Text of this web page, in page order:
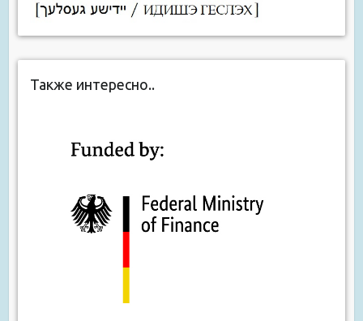
Также интересно..